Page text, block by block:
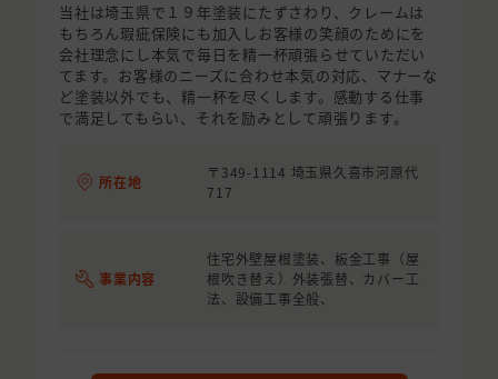
当社は埼玉県で１９年塗装にたずさわり、クレームは
もちろん瑕疵保険にも加入しお客様の笑顔のためにを
会社理念にし本気で毎日を精一杯頑張らせていただい
てます。お客様のニーズに合わせ本気の対応、マナーな
ど塗装以外でも、精一杯を尽くします。感動する仕事
で満足してもらい、それを励みとして頑張ります。
所在地
〒349-1114 埼玉県久喜市河原代
717
事業内容
住宅外壁屋根塗装、板金工事（屋
根吹き替え）外装張替、カバー工
法、設備工事全般、